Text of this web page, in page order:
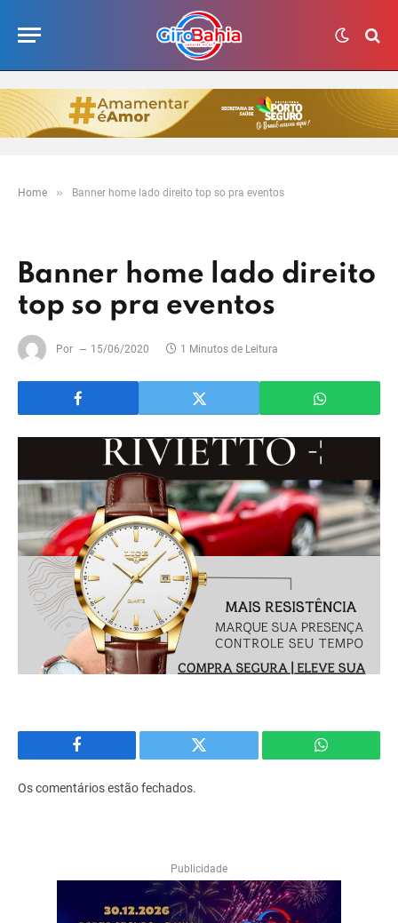
Home » Banner home lado direito top so pra eventos
Banner home lado direito
top so pra eventos
Por 15/06/2020 1 Minutos de Leitura
Facebook Twitter WhatsApp
Os comentários estão fechados.
Publicidade